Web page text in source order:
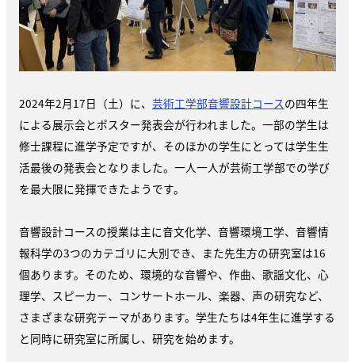
2024年2月17日（土）に、 芸術工学部音響設計コースの四年生
による展示会とポスター発表会が行われました。一部の学生は
修士課程に進学予定ですが、そのほかの学生にとっては学生生
活最後の発表会となりました。一人一人が芸術工学部での学び
を最大限に発揮できたようです。
音響設計コースの授業は主に音文化学、音響環境工学、音響情
報科学の3つのカテゴリに大別でき、また先生方の研究室は16
個あります。そのため、環境的な音響や、作曲、歌謡文化、心
理学、スピーカー、コンサートホール、楽器、声の研究など、
さまざまな研究テーマがあります。学生たちは4年生に進学する
と同時に研究室に所属し、研究を始めます。